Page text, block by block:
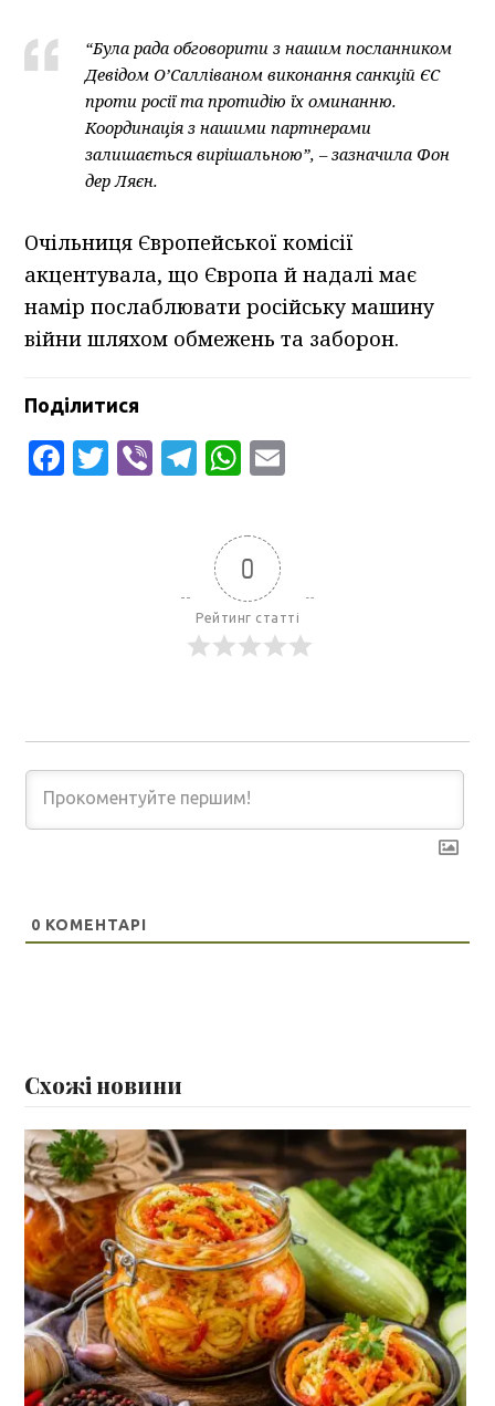
“Була рада обговорити з нашим посланником
Девідом О’Салліваном виконання санкцій ЄС
проти росії та протидію їх оминанню.
Координація з нашими партнерами
залишається вирішальною”, – зазначила Фон
дер Ляєн.
Очільниця Європейської комісії
акцентувала, що Європа й надалі має
намір послаблювати російську машину
війни шляхом обмежень та заборон.
Поділитися
Facebook
Twitter
ViberTelegram
WhatsApp
0
Рейтинг статті
0 КОМЕНТАРІ
Схожі новини